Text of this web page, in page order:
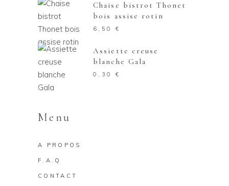
Chaise bistrot Thonet
bois assise rotin
6,50 €
Assiette creuse
blanche Gala
0,30 €
Menu
A PROPOS
F.A.Q
CONTACT